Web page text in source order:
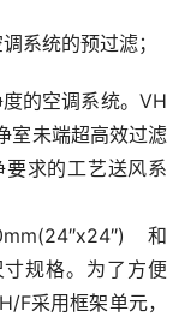
系统的预过滤；
的空调系统。VH
室未端超高效过滤
求的工艺送风系
和
规格。为了方便
F采用框架单元，